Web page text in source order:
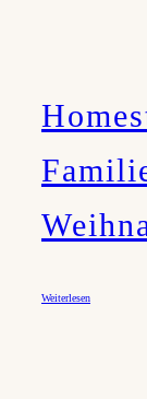
Weiterlesen